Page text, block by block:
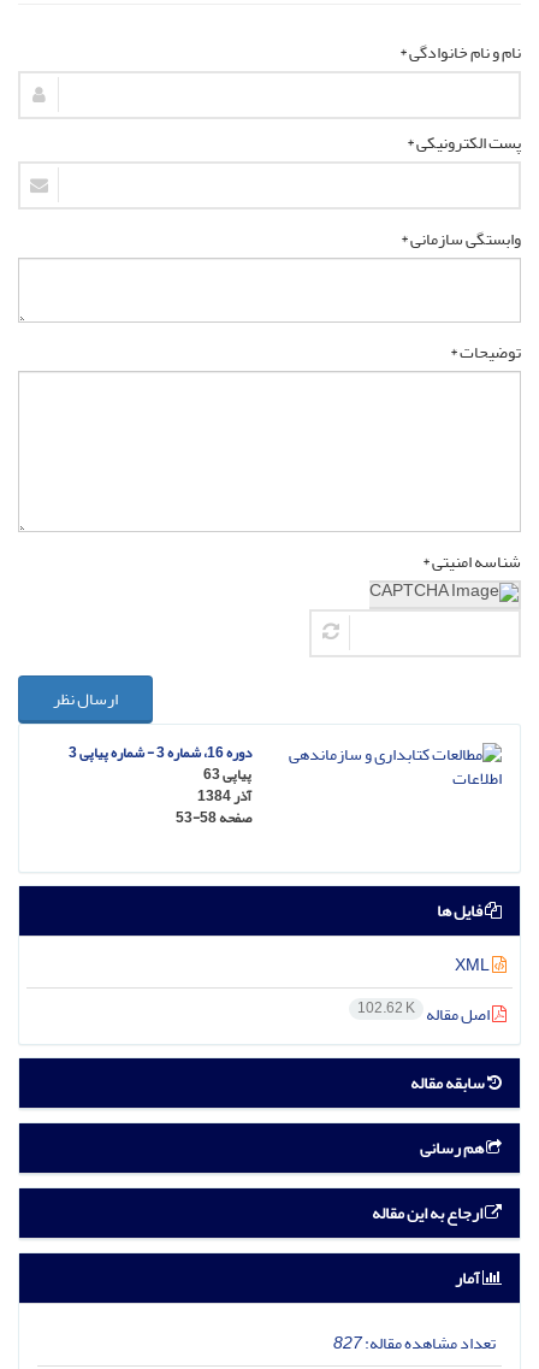
نام و نام خانوادگی *
پست الکترونیکی *
وابستگی سازمانی *
توضیحات *
شناسه امنیتی *
ارسال نظر
دوره 16، شماره 3 - شماره پیاپی 3
پیاپی 63
آذر 1384
صفحه53-58
فایل ها
اصل مقاله 102.62 K
سابقه مقاله
هم رسانی
ارجاع به این مقاله
آمار
تعداد مشاهده مقاله:827